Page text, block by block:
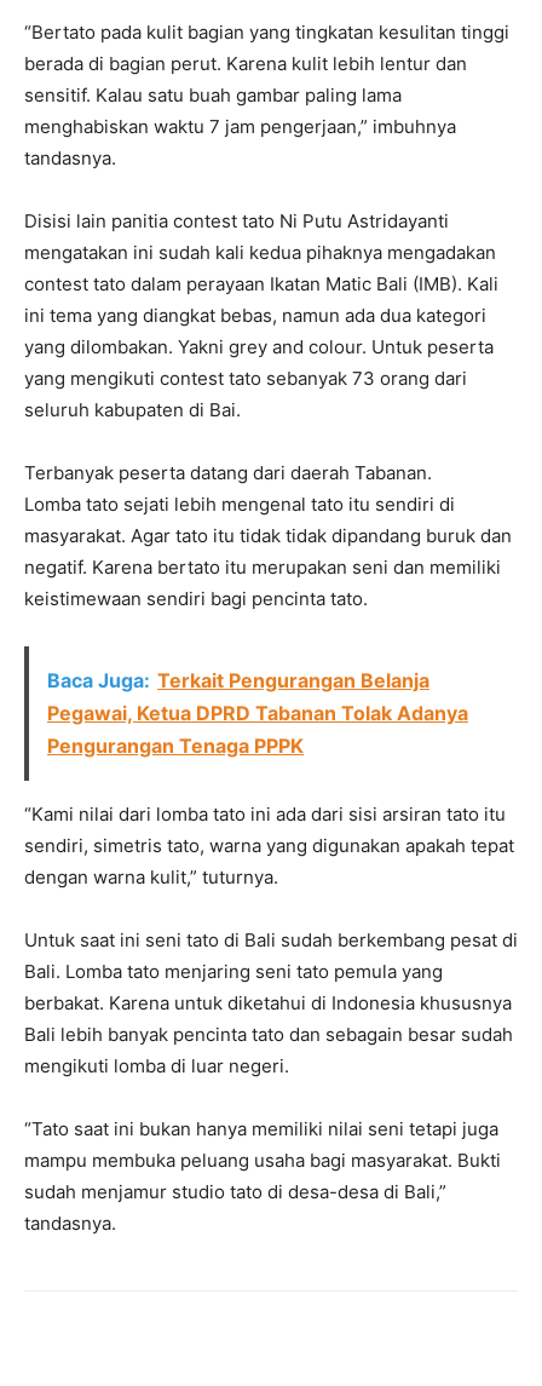
“Bertato pada kulit bagian yang tingkatan kesulitan tinggi
berada di bagian perut. Karena kulit lebih lentur dan
sensitif. Kalau satu buah gambar paling lama
menghabiskan waktu 7 jam pengerjaan,” imbuhnya
tandasnya.
Disisi lain panitia contest tato Ni Putu Astridayanti
mengatakan ini sudah kali kedua pihaknya mengadakan
contest tato dalam perayaan Ikatan Matic Bali (IMB). Kali
ini tema yang diangkat bebas, namun ada dua kategori
yang dilombakan. Yakni grey and colour. Untuk peserta
yang mengikuti contest tato sebanyak 73 orang dari
seluruh kabupaten di Bai.
Terbanyak peserta datang dari daerah Tabanan.
Lomba tato sejati lebih mengenal tato itu sendiri di
masyarakat. Agar tato itu tidak tidak dipandang buruk dan
negatif. Karena bertato itu merupakan seni dan memiliki
keistimewaan sendiri bagi pencinta tato.
Baca Juga: Terkait Pengurangan Belanja
Pegawai, Ketua DPRD Tabanan Tolak Adanya
Pengurangan Tenaga PPPK
“Kami nilai dari lomba tato ini ada dari sisi arsiran tato itu
sendiri, simetris tato, warna yang digunakan apakah tepat
dengan warna kulit,” tuturnya.
Untuk saat ini seni tato di Bali sudah berkembang pesat di
Bali. Lomba tato menjaring seni tato pemula yang
berbakat. Karena untuk diketahui di Indonesia khususnya
Bali lebih banyak pencinta tato dan sebagain besar sudah
mengikuti lomba di luar negeri.
“Tato saat ini bukan hanya memiliki nilai seni tetapi juga
mampu membuka peluang usaha bagi masyarakat. Bukti
sudah menjamur studio tato di desa-desa di Bali,”
tandasnya.